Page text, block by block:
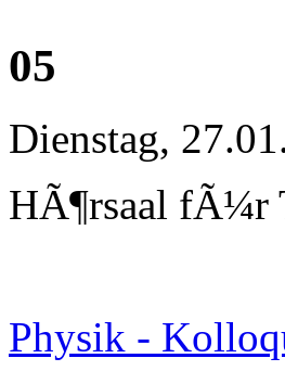
05
Dienstag,
HÃ¶rsaal fÃ¼r
Physik -